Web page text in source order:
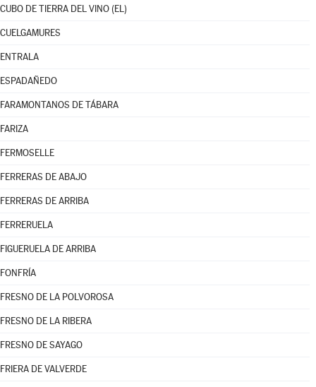
CUBO DE TIERRA DEL VINO (EL)
CUELGAMURES
ENTRALA
ESPADAÑEDO
FARAMONTANOS DE TÁBARA
FARIZA
FERMOSELLE
FERRERAS DE ABAJO
FERRERAS DE ARRIBA
FERRERUELA
FIGUERUELA DE ARRIBA
FONFRÍA
FRESNO DE LA POLVOROSA
FRESNO DE LA RIBERA
FRESNO DE SAYAGO
FRIERA DE VALVERDE